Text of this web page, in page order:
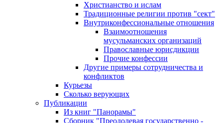
Христианство и ислам
Традиционные религии против "сект"
Внутриконфессиональные отношения
Взаимоотношения
мусульманских организаций
Православные юрисдикции
Прочие конфессии
Другие примеры сотрудничества и
конфликтов
Курьезы
Сколько верующих
Публикации
Из книг "Панорамы"
Сборник "Преодолевая государственно -